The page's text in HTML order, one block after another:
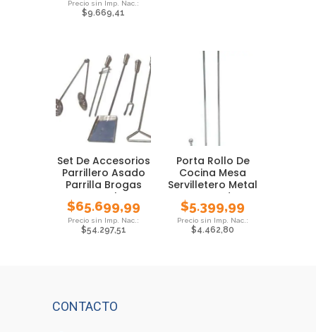
$9.669,41
Set De Accesorios
Parrillero Asado
Parrilla Brogas
Local
$65.699,99
$54.297,51
Porta Rollo De
Cocina Mesa
Servilletero Metal
Cromado
$5.399,99
$4.462,80
CONTACTO